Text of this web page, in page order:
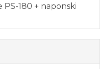
PS-180 + naponski